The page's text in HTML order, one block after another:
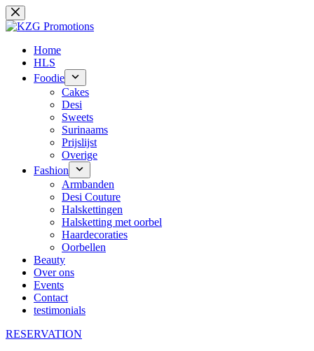
Ga
naar
inhoudHome
HLS
Foodie
Cakes
Desi
Sweets
Surinaams
Prijslijst
Overige
Fashion
Armbanden
Desi Couture
Halskettingen
Halsketting met oorbel
Haardecoraties
Oorbellen
Beauty
Over ons
Events
Contact
testimonials
RESERVATION